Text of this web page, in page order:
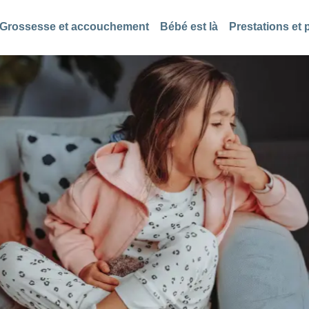
Grossesse et accouchement Bébé est là Prestations et